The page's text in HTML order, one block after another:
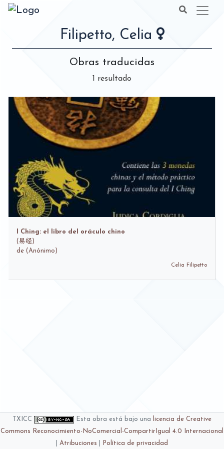
Filipetto, Celia
Obras traducidas
1 resultado
I Ching: el libro del oráculo chino
(易经)
de (Anónimo)
Celia Filipetto
TXICC Esta obra está bajo una
licencia de Creative
Commons Reconocimiento-NoComercial-CompartirIgual 4.0 Internacional
Atribuciones Política de privacidad